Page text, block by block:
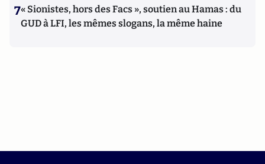
7« Sionistes, hors des Facs », soutien au Hamas : du
GUD à LFI, les mêmes slogans, la même haine